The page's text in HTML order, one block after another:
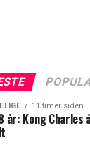
11 timer siden
år: Kong Charles